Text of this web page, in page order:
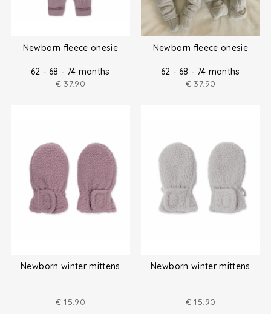
Newborn fleece onesie
62 - 68 - 74 months
€ 37.90
Newborn fleece onesie
62 - 68 - 74 months
€ 37.90
Newborn winter mittens
€ 15.90
Newborn winter mittens
€ 15.90